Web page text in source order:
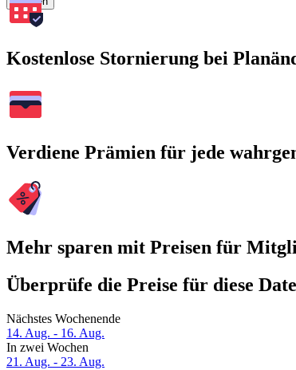
Kostenlose Stornierung bei
Verdiene Prämien für jede
Mehr sparen mit Preisen für
Überprüfe die Preise für diese
Nächstes Wochenende
14. Aug. - 16. Aug.
In zwei Wochen
21. Aug. - 23. Aug.